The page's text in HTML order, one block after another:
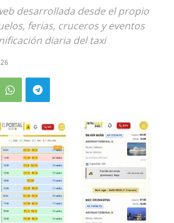
desarrollada desde el propio
ferias, cruceros y eventos
diaria del taxi